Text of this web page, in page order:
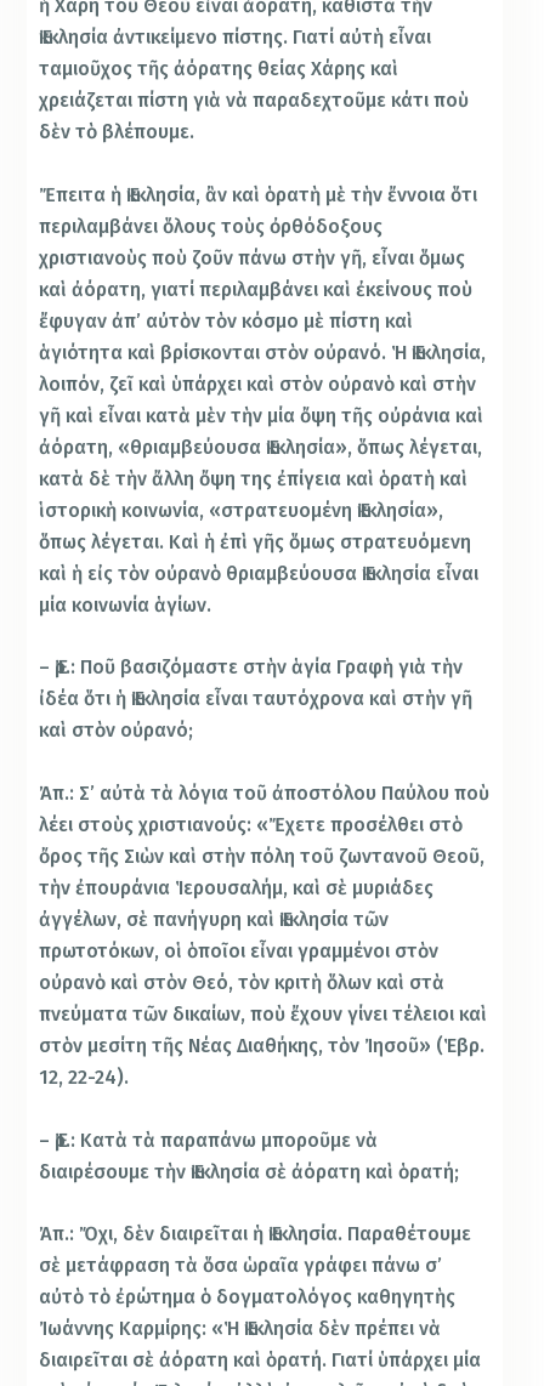
ἡ Χάρη τοῦ Θεοῦ εἶναι ἀόρατη, καθιστᾶ τὴν
Ἐκκλησία ἀντικείμενο πίστης. Γιατί αὐτὴ εἶναι
ταμιοῦχος τῆς ἀόρατης θείας Χάρης καὶ
χρειάζεται πίστη γιὰ νὰ παραδεχτοῦμε κάτι ποὺ
δὲν τὸ βλέπουμε.
Ἔπειτα ἡ Ἐκκλησία, ἂν καὶ ὁρατὴ μὲ τὴν ἔννοια ὅτι
περιλαμβάνει ὅλους τοὺς ὀρθόδοξους
χριστιανοὺς ποὺ ζοῦν πάνω στὴν γῆ, εἶναι ὅμως
καὶ ἀόρατη, γιατί περιλαμβάνει καὶ ἐκείνους ποὺ
ἔφυγαν ἀπ’ αὐτὸν τὸν κόσμο μὲ πίστη καὶ
ἁγιότητα καὶ βρίσκονται στὸν οὐρανό. Ἡ Ἐκκλησία,
λοιπόν, ζεῖ καὶ ὑπάρχει καὶ στὸν οὐρανὸ καὶ στὴν
γῆ καὶ εἶναι κατὰ μὲν τὴν μία ὄψη τῆς οὐράνια καὶ
ἀόρατη, «θριαμβεύουσα Ἐκκλησία», ὅπως λέγεται,
κατὰ δὲ τὴν ἄλλη ὄψη της ἐπίγεια καὶ ὁρατὴ καὶ
ἱστορικὴ κοινωνία, «στρατευομένη Ἐκκλησία»,
ὅπως λέγεται. Καὶ ἡ ἐπὶ γῆς ὅμως στρατευόμενη
καὶ ἡ εἰς τὸν οὐρανὸ θριαμβεύουσα Ἐκκλησία εἶναι
μία κοινωνία ἁγίων.
– Ἐρ.: Ποῦ βασιζόμαστε στὴν ἁγία Γραφὴ γιὰ τὴν
ἰδέα ὅτι ἡ Ἐκκλησία εἶναι ταυτόχρονα καὶ στὴν γῆ
καὶ στὸν οὐρανό;
Ἀπ.: Σ’ αὐτὰ τὰ λόγια τοῦ ἀποστόλου Παύλου ποὺ
λέει στοὺς χριστιανούς: «Ἔχετε προσέλθει στὸ
ὄρος τῆς Σιὼν καὶ στὴν πόλη τοῦ ζωντανοῦ Θεοῦ,
τὴν ἐπουράνια Ἱερουσαλήμ, καὶ σὲ μυριάδες
ἀγγέλων, σὲ πανήγυρη καὶ Ἐκκλησία τῶν
πρωτοτόκων, οἱ ὁποῖοι εἶναι γραμμένοι στὸν
οὐρανὸ καὶ στὸν Θεό, τὸν κριτὴ ὅλων καὶ στὰ
πνεύματα τῶν δικαίων, ποὺ ἔχουν γίνει τέλειοι καὶ
στὸν μεσίτη τῆς Νέας Διαθήκης, τὸν Ἰησοῦ» (Ἑβρ.
12, 22-24).
– Ἐρ.: Κατὰ τὰ παραπάνω μποροῦμε νὰ
διαιρέσουμε τὴν Ἐκκλησία σὲ ἀόρατη καὶ ὁρατή;
Ἀπ.: Ὄχι, δὲν διαιρεῖται ἡ Ἐκκλησία. Παραθέτουμε
σὲ μετάφραση τὰ ὅσα ὡραῖα γράφει πάνω σ’
αὐτὸ τὸ ἐρώτημα ὁ δογματολόγος καθηγητὴς
Ἰωάννης Καρμίρης: «Ἡ Ἐκκλησία δὲν πρέπει νὰ
διαιρεῖται σὲ ἀόρατη καὶ ὁρατή. Γιατί ὑπάρχει μία